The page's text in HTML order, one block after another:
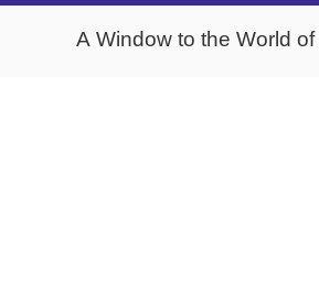
A Window to the World of